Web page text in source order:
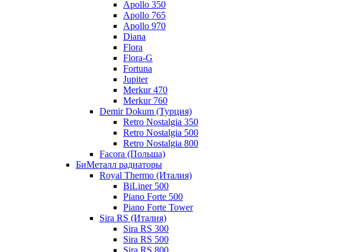
Apollo 350
Apollo 765
Apollo 970
Diana
Flora
Flora-G
Fortuna
Jupiter
Merkur 470
Merkur 760
Demir Dokum (Турция)
Retro Nostalgia 350
Retro Nostalgia 500
Retro Nostalgia 800
Facora (Польша)
БиМеталл радиаторы
Royal Thermo (Италия)
BiLiner 500
Piano Forte 500
Piano Forte Tower
Sira RS (Италия)
Sira RS 300
Sira RS 500
Sira RS 800